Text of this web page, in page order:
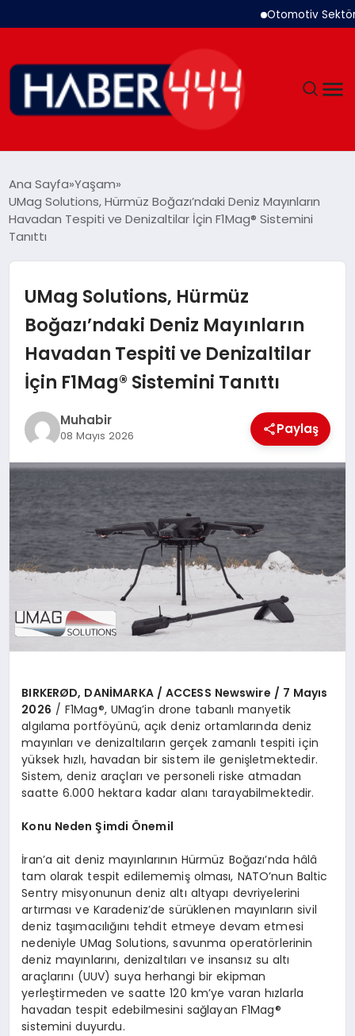
Otomotiv Sektörü
SIYASET
EKONOMI
SPOR
TEKNOLOJI
MAGAZIN
EGITIM
YAŞAM
Ana Sayfa Yaşam
UMag Solutions, Hürmüz Boğazı’ndaki Deniz Mayınların
Havadan Tespiti ve Denizaltilar İçin F1Mag® Sistemini
Tanıttı
UMag Solutions, Hürmüz
Boğazı’ndaki Deniz Mayınların
Havadan Tespiti ve Denizaltilar
İçin F1Mag® Sistemini Tanıttı
Muhabir
08 Mayıs 2026 Paylaş
BIRKERØD, DANİMARKA / ACCESS Newswire / 7 Mayıs
2026 / F1Mag®, UMag’in drone tabanlı manyetik
algılama portföyünü, açık deniz ortamlarında deniz
mayınları ve denizaltıların gerçek zamanlı tespiti için
yüksek hızlı, havadan bir sistem ile genişletmektedir.
Sistem, deniz araçları ve personeli riske atmadan
saatte 6.000 hektara kadar alanı tarayabilmektedir.
Konu Neden Şimdi Önemil
İran’a ait deniz mayınlarının Hürmüz Boğazı’nda hâlâ
tam olarak tespit edilememiş olması, NATO’nun Baltic
Sentry misyonunun deniz altı altyapı devriyelerini
artırması ve Karadeniz’de sürüklenen mayınların sivil
deniz taşımacılığını tehdit etmeye devam etmesi
nedeniyle UMag Solutions, savunma operatörlerinin
deniz mayınlarını, denizaltıları ve insansız su altı
araçlarını (UUV) suya herhangi bir ekipman
yerleştirmeden ve saatte 120 km’ye varan hızlarla
havadan tespit edebilmesini sağlayan F1Mag®
sistemini duyurdu.